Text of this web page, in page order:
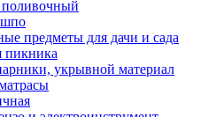
предметы для дачи и сада
пикника
укрывной материал